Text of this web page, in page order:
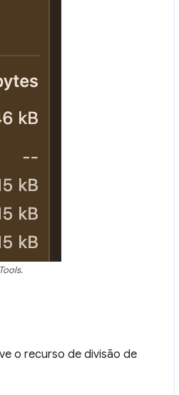
o recurso de divisão de